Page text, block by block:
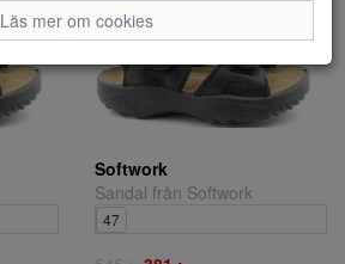
Softwork
Sandal från Softwork
47
Läs mer om cookies